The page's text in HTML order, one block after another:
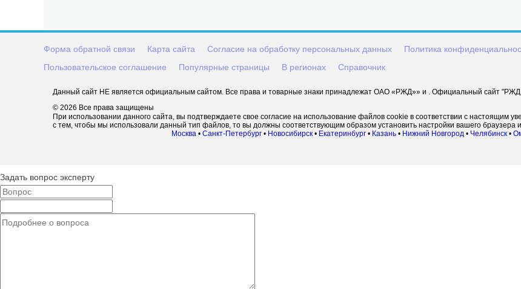
Форма обратной связи Карта сайта Согласие на обработку персональных данных Политика
Пользовательское соглашение
Популярные страницы В регионах Справочник
Данный сайт НЕ является официальным сайтом. Все права и товарные знаки принадлежат ОАО «РЖД»» и . Официальный сайт "РЖД
© 2026 Все права защищены
При использовании данного сайта, вы подтверждаете свое согласие на использование файлов cookie в соответствии с настоящим
с тем, чтобы мы использовали данный тип файлов, то вы должны соответствующим образом установить настройки вашего браузера
Москва • Санкт-Петербург • Новосибирск • Екатеринбург • Казань • Нижний Новгород • Челябинск •
Задать вопрос эксперту